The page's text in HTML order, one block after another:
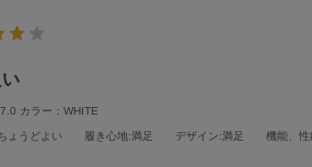
カラー：WHITE
ょうどよい 履き心地:満足 デザイン:満足 機能、性